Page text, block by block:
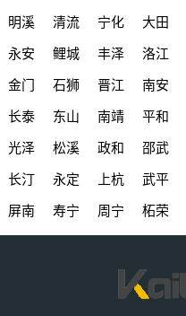
明溪
清流 宁化 大田
永安
鲤城 丰泽 洛江
金门
石狮 晋江 南安
长泰
东山 南靖 平和
光泽
松溪 政和 邵武
长汀
永定 上杭 武平
屏南
寿宁 周宁 柘荣